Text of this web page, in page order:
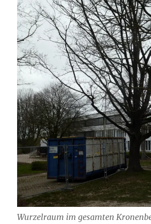
Wurzelraum im gesamten